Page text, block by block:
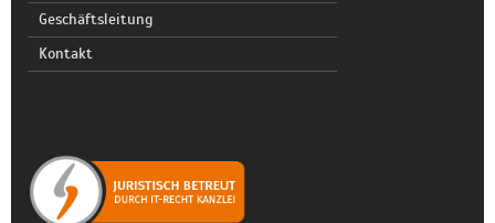
Geschäftsleitung
Kontakt